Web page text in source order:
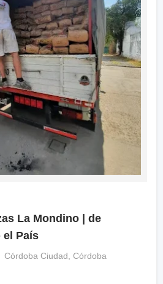
La Mondino | de
el País
Córdoba Ciudad Córdoba